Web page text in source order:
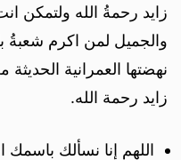
زايد رحمةُ الله ولتمكن
والجميل لمن اكرم شعبةُ
نهضتها العمرانية
زايد رحمة الله.
اللهم إنا نسألك